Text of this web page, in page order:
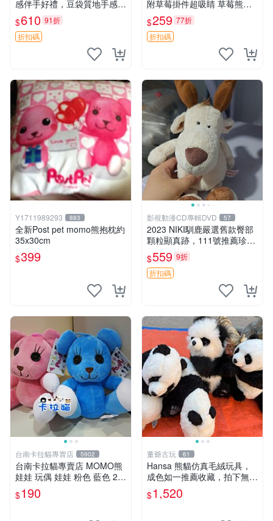
感伴手好禮，豆袋質地手感
佳，抱枕小熊 recom 推薦 白
色豆袋 玩具
$610 91折
折扣碼
附草莓掛件超吸睛 草莓熊手
提包 草莓掛件 可愛portunes
e
$259 77折
折扣碼
Y1711989293 883
全新Post pet momo熊抱枕約
35x30cm
$399
影視動漫CD專輯DVD 57
2023 NIKI馴鹿嚴選舊款臀部
顆粒顯真跡，111號推薦珍藏
品 馴鹿 舊款 尾巴顆粒
$559 9折
折扣碼
台南卡拉貓專賣店 5902
台南卡拉貓專賣店 MOMO熊
娃娃 玩偶 娃娃 粉色 藍色 2色
分售
$190
董爺古玩 61
Hansa 熊貓仿真毛絨玩具，
成色如一推薦收藏，拍下無疑
心 熊貓 毛絨玩具 收藏
$1,520